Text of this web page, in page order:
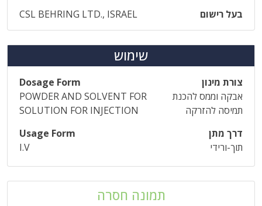
בעל רישום
CSL BEHRING LTD., ISRAEL
שימוש
צורת מינון
Dosage Form
אבקה וממס להכנת
תמיסה להזרקה
POWDER AND SOLVENT FOR
SOLUTION FOR INJECTION
דרך מתן
Usage Form
תוך-ורידי
I.V
תמונה חסרה